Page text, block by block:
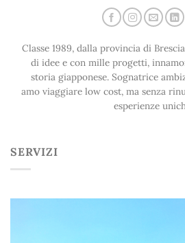
Classe 1989, dalla provincia di
di idee e con mille progetti,
storia giapponese. Sognatrice
amo viaggiare low cost, ma senza
esperienze
SERVIZI